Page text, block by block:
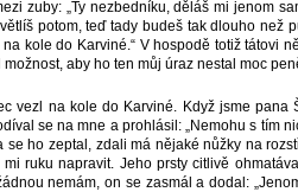
zuby: „Ty nezbedníku, děláš mi jenom
potom, teď tady budeš tak dlouho než
kole do Karviné.“ V hospodě totiž tátovi
aby ho ten můj úraz nestal moc
vezl na kole do Karviné. Když jsme
se na mne a prohlásil: „Nemohu s tím
se ho zeptal, zdali má nějaké nůžky na
ruku napravit. Jeho prsty citlivě
nemám, on se zasmál a dodal: